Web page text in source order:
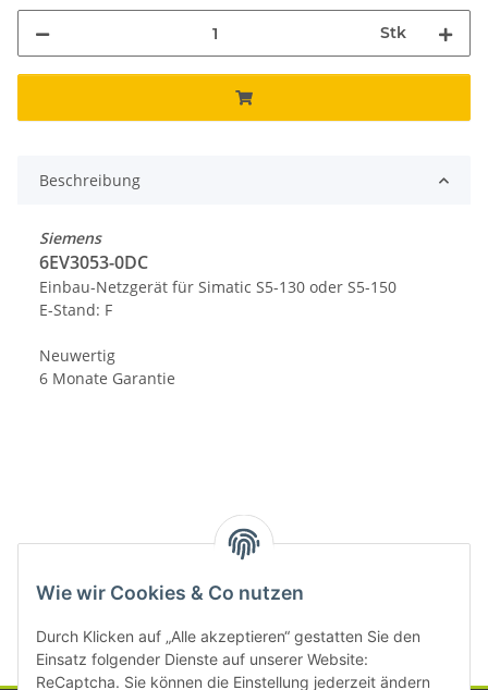
Wie wir Cookies & Co nutzen
Durch Klicken auf „Alle akzeptieren“ gestatten Sie den
Einsatz folgender Dienste auf unserer Website:
ReCaptcha. Sie können die Einstellung jederzeit ändern
Stk
Beschreibung
Siemens
6EV3053-0DC
Einbau-Netzgerät für Simatic S5-130 oder S5-150
E-Stand: F
Neuwertig
6 Monate Garantie
Kategorien